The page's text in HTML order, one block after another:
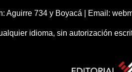
Aguirre 734 y Boyacá | Email:
idioma, sin autorización